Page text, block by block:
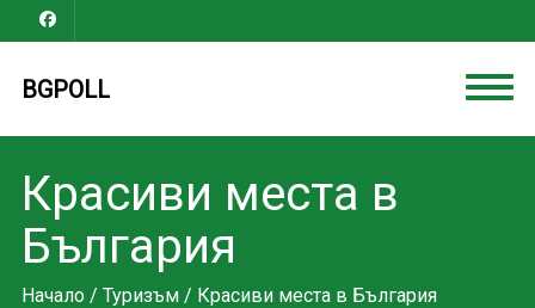
BGPOLL
Красиви места в
България
Начало/ Туризъм/ Красиви места в България